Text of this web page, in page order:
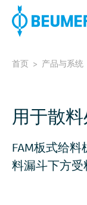
首页 > 产品与系统
用于散
FAM板式给
料漏斗下方受